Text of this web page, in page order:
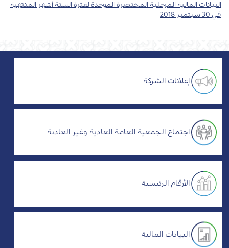
البيانات المالية المرحلية المختصرة الموحدة لفثرة الستة أشهر المنتهية
في 30 سبتمبر 2018
إعلانات الشركة
اجتماع الجمعية العامة العادية وغير العادية
الأرقام الرئيسية
البيانات المالية